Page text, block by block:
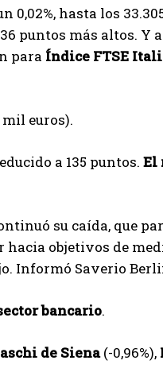
0,02%, hasta los
puntos más altos. Y
para Índice FTSE
mil euros).
a 135 puntos. El
su caída, que
objetivos de
Informó Saverio
bancario.
de Siena(-0,96%),